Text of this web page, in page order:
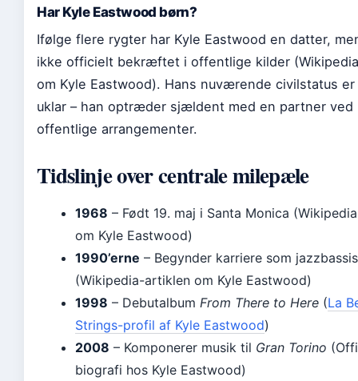
Har Kyle Eastwood børn?
Ifølge flere rygter har Kyle Eastwood en datter,
ikke officielt bekræftet i offentlige kilder
om Kyle Eastwood). Hans nuværende civilstatus er
uklar – han optræder sjældent med en partner ved
offentlige arrangementer.
Tidslinje over centrale milepæle
1968 – Født 19. maj i Santa Monica
om Kyle Eastwood)
1990’erne – Begynder karriere som
(Wikipedia-artiklen om Kyle Eastwood)
1998 – Debutalbum From There to Here (La
Strings-profil af Kyle Eastwood)
2008 – Komponerer musik til Gran Torino
biografi hos Kyle Eastwood)